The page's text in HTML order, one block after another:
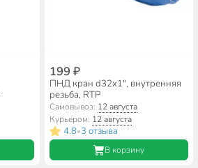
199 ₽
ПНД кран d32х1", внутренняя
резьба, RTP
Самовывоз: 12 августа
Курьером: 12 августа
4.8•3 отзыва
В корзину